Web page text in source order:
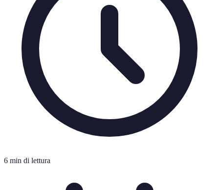
6 min di lettura